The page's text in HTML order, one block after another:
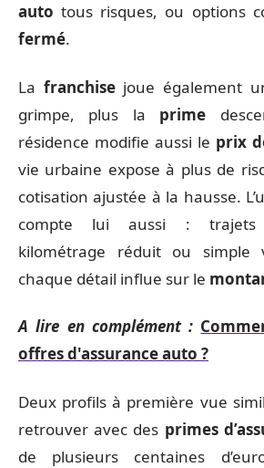
auto tous risques, ou options
fermé.
La franchisejoue également
grimpe, plus la prime
résidence modifie aussi le prix
vie urbaine expose à plus de
cotisation ajustée à la hausse.
compte lui aussi : trajets
kilométrage réduit ou simple
chaque détail influe sur le
A lire en complément :
offres d'assurance auto ?
Deux profils à première vue
retrouver avec des primes
de plusieurs centaines